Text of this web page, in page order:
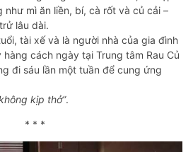
như mì ăn liền, bí, cà rốt và củ cải –
lâu dài.
tài xế và là người nhà của gia đình
cách ngày tại Trung tâm Rau Củ
đi sáu lần một tuần để cung ứng
kịp thở”.
* * *